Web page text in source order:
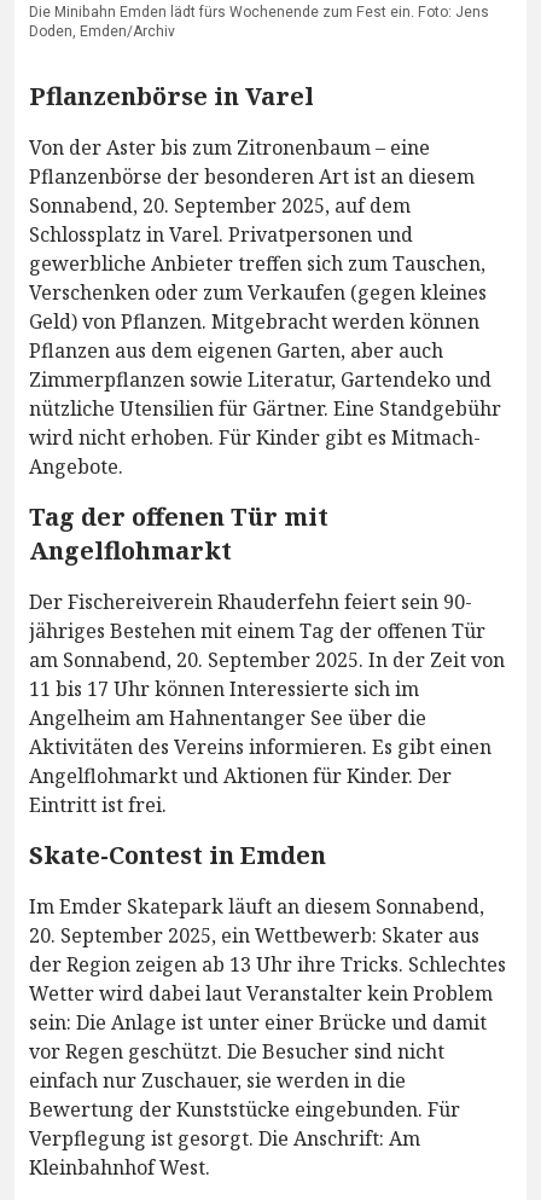
Die Minibahn Emden lädt fürs Wochenende zum Fest ein. Foto: Jens
Doden, Emden/Archiv
Pflanzenbörse in Varel
Von der Aster bis zum Zitronenbaum – eine
Pflanzenbörse der besonderen Art ist an diesem
Sonnabend, 20. September 2025, auf dem
Schlossplatz in Varel. Privatpersonen und
gewerbliche Anbieter treffen sich zum Tauschen,
Verschenken oder zum Verkaufen (gegen kleines
Geld) von Pflanzen. Mitgebracht werden können
Pflanzen aus dem eigenen Garten, aber auch
Zimmerpflanzen sowie Literatur, Gartendeko und
nützliche Utensilien für Gärtner. Eine Standgebühr
wird nicht erhoben. Für Kinder gibt es Mitmach-
Angebote.
Tag der offenen Tür mit
Angelflohmarkt
Der Fischereiverein Rhauderfehn feiert sein 90-
jähriges Bestehen mit einem Tag der offenen Tür
am Sonnabend, 20. September 2025. In der Zeit von
11 bis 17 Uhr können Interessierte sich im
Angelheim am Hahnentanger See über die
Aktivitäten des Vereins informieren. Es gibt einen
Angelflohmarkt und Aktionen für Kinder. Der
Eintritt ist frei.
Skate-Contest in Emden
Im Emder Skatepark läuft an diesem Sonnabend,
20. September 2025, ein Wettbewerb: Skater aus
der Region zeigen ab 13 Uhr ihre Tricks. Schlechtes
Wetter wird dabei laut Veranstalter kein Problem
sein: Die Anlage ist unter einer Brücke und damit
vor Regen geschützt. Die Besucher sind nicht
einfach nur Zuschauer, sie werden in die
Bewertung der Kunststücke eingebunden. Für
Verpflegung ist gesorgt. Die Anschrift: Am
Kleinbahnhof West.